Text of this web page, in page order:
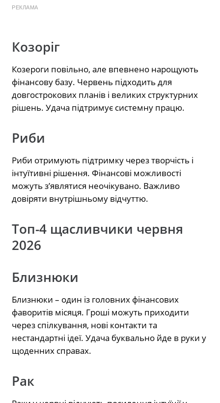
РЕКЛАМА
Козоріг
Козероги повільно, але впевнено нарощують
фінансову базу. Червень підходить для
довгострокових планів і великих структурних
рішень. Удача підтримує системну працю.
Риби
Риби отримують підтримку через творчість і
інтуїтивні рішення. Фінансові можливості
можуть з’являтися неочікувано. Важливо
довіряти внутрішньому відчуттю.
Топ-4 щасливчики червня
2026
Близнюки
Близнюки – один із головних фінансових
фаворитів місяця. Гроші можуть приходити
через спілкування, нові контакти та
нестандартні ідеї. Удача буквально йде в руки у
щоденних справах.
Рак